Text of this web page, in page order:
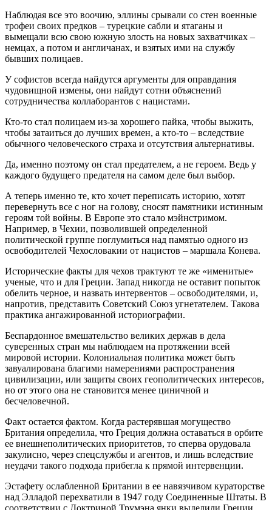
Наблюдая все это воочию, эллины срывали со стен военные
трофеи своих предков – турецкие сабли и ятаганы и
вымещали всю свою южную злость на новых захватчиках –
немцах, а потом и англичанах, и взятых ими на службу
бывших полицаев.
У софистов всегда найдутся аргументы для оправдания
чудовищной измены, они найдут сотни объяснений
сотрудничества коллаборантов с нацистами.
Кто-то стал полицаем из-за хорошего пайка, чтобы выжить,
чтобы затаиться до лучших времен, а кто-то – вследствие
обычного человеческого страха и отсутствия альтернативы.
Да, именно поэтому он стал предателем, а не героем. Ведь у
каждого будущего предателя на самом деле был выбор.
А теперь именно те, кто хочет переписать историю, хотят
перевернуть все с ног на голову, сносят памятники истинным
героям той войны. В Европе это стало мэйнстримом.
Например, в Чехии, позволившей определенной
политической группе поглумиться над памятью одного из
освободителей Чехословакии от нацистов – маршала Конева.
Исторические факты для чехов трактуют те же «именитые»
ученые, что и для Греции. Запад никогда не оставит попыток
обелить черное, и назвать интервентов – освободителями, и,
напротив, представить Советский Союз угнетателем. Такова
практика ангажированной историографии.
Беспардонное вмешательство великих держав в дела
суверенных стран мы наблюдаем на протяжении всей
мировой истории. Колониальная политика может быть
завуалирована благими намерениями распространения
цивилизации, или защиты своих геополитических интересов,
но от этого она не становится менее циничной и
бесчеловечной.
Факт остается фактом. Когда растерявшая могущество
Британия определила, что Греция должна оставаться в орбите
ее внешнеполитических приоритетов, то сперва орудовала
закулисно, через спецслужбы и агентов, и лишь вследствие
неудачи такого подхода прибегла к прямой интервенции.
Эстафету ослабленной Британии в ее навязчивом кураторстве
над Элладой перехватили в 1947 году Соединенные Штаты. В
соответствии с Доктриной Трумэна янки выделили Греции